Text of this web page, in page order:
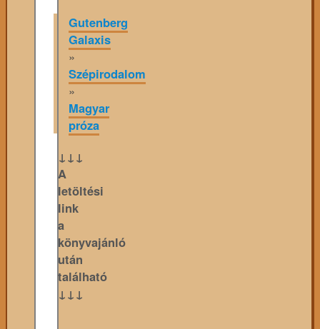
Gutenberg
Galaxis
»
Szépirodalom
»
Magyar
próza
↓↓↓
A
letöltési
link
a
könyvajánló
után
található
↓↓↓